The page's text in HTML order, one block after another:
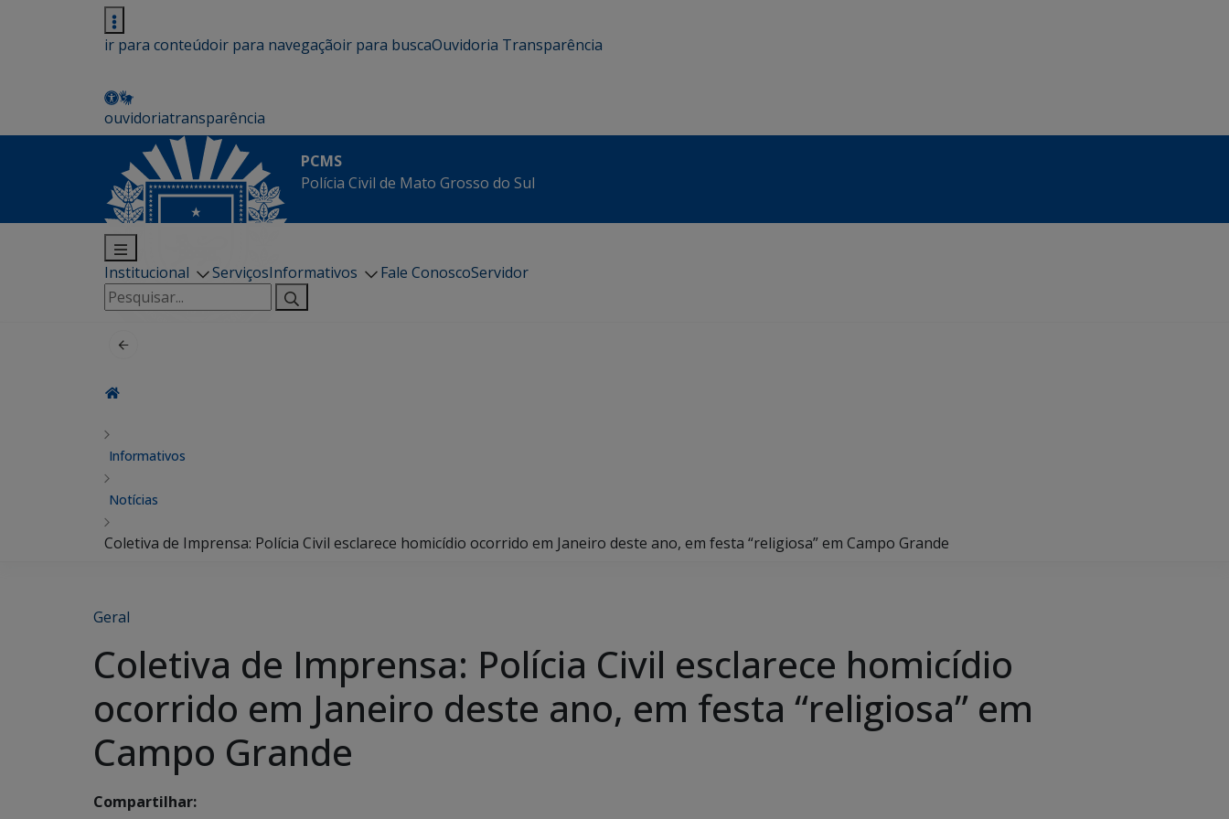
ir para conteúdoir para navegaçãoir para buscaOuvidoria Transparência
ouvidoriatransparência
PCMS
Polícia Civil de Mato Grosso do Sul
Institucional ServiçosInformativos Fale ConoscoServidor
Pesquisar
por:
Informativos
Notícias
Coletiva de Imprensa: Polícia Civil esclarece homicídio ocorrido em Janeiro deste ano, em festa “religiosa” em Campo Grande
Geral
Coletiva de Imprensa: Polícia Civil esclarece homicídio
ocorrido em Janeiro deste ano, em festa “religiosa” em
Campo Grande
Compartilhar: